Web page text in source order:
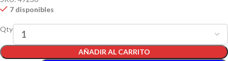
7 disponibles
Qty
AÑADIR AL CARRITO